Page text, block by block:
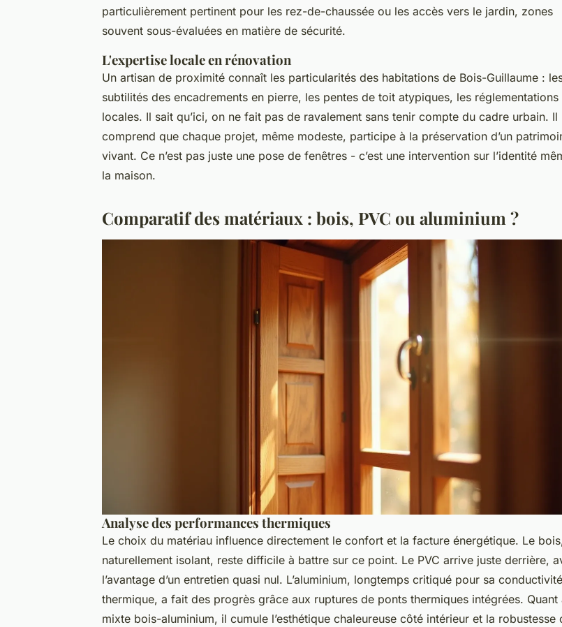
particulièrement pertinent pour les rez-de-chaussée ou les accès vers le jardin, zones
souvent sous-évaluées en matière de sécurité.
L'expertise locale en rénovation
Un artisan de proximité connaît les particularités des habitations de Bois-Guillaume :
subtilités des encadrements en pierre, les pentes de toit atypiques, les réglementations
locales. Il sait qu’ici, on ne fait pas de ravalement sans tenir compte du cadre urbain. Il
comprend que chaque projet, même modeste, participe à la préservation d’un
vivant. Ce n’est pas juste une pose de fenêtres - c’est une intervention sur l’identité
la maison.
Comparatif des matériaux : bois, PVC ou aluminium ?
Analyse des performances thermiques
Le choix du matériau influence directement le confort et la facture énergétique. Le
naturellement isolant, reste difficile à battre sur ce point. Le PVC arrive juste derrière,
l’avantage d’un entretien quasi nul. L’aluminium, longtemps critiqué pour sa conductivité
thermique, a fait des progrès grâce aux ruptures de ponts thermiques intégrées. Quant
mixte bois-aluminium, il cumule l’esthétique chaleureuse côté intérieur et la robustesse